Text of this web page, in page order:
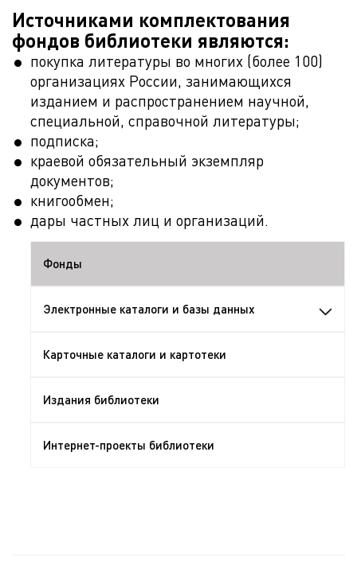
Источниками комплектования
фондов библиотеки являются:
покупка литературы во многих (более 100)
организациях России, занимающихся
изданием и распространением научной,
специальной, справочной литературы;
подписка;
краевой обязательный экземпляр
документов;
книгообмен;
дары частных лиц и организаций.
Фонды
Электронные каталоги и базы данных
Карточные каталоги и картотеки
Издания библиотеки
Интернет-проекты библиотеки